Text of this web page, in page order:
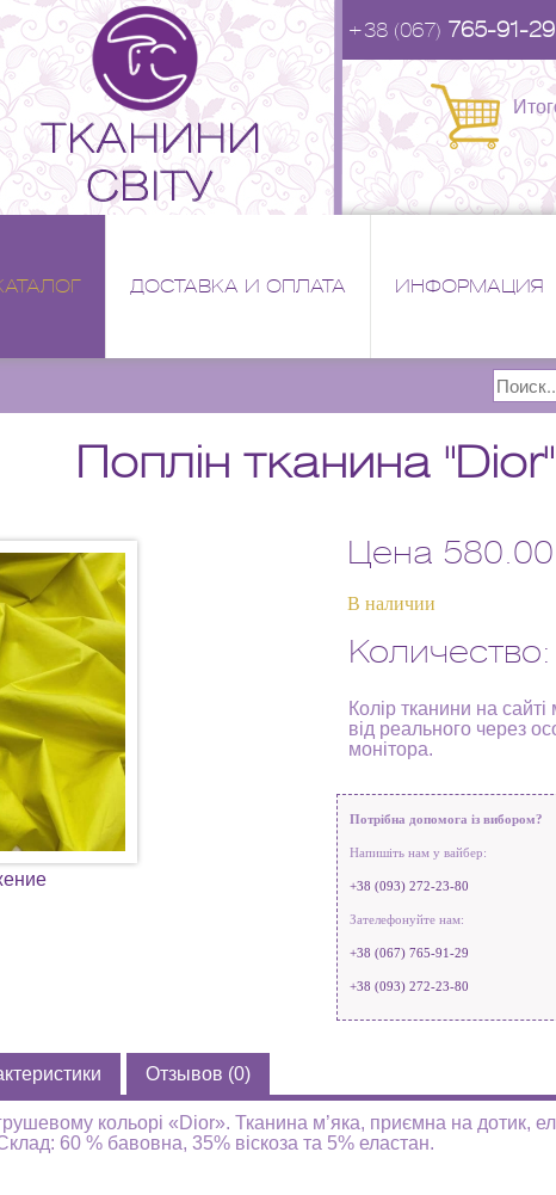
+38 (067) 765-91-29
ДОСТАВКА И ОПЛАТА ИНФОРМАЦИЯ
Поиск
Поплін тканина "Dior"
Цена
В наличии
Количество:
Колір тканини на
від реального через
монітора.
Потрібна допомога із вибором?
Напишіть нам у вайбер:
+38 (093) 272-23-80
Зателефонуйте нам:
+38 (067) 765-91-29
+38 (093) 272-23-80
Отзывов (0)
кольорі «Dior». Тканина м’яка, приємна на дотик,
60 % бавовна, 35% віскоза та 5% еластан.